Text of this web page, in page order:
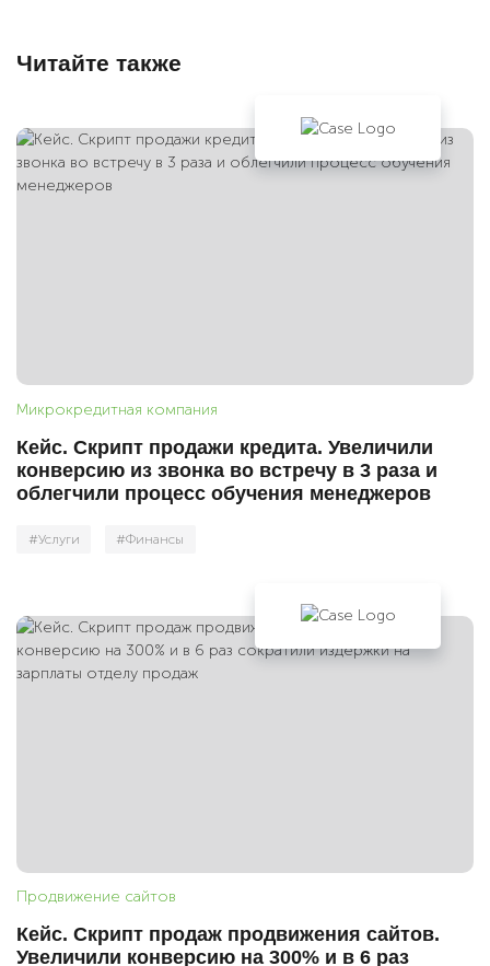
Читайте также
Микрокредитная компания
Кейс. Скрипт продажи кредита. Увеличили
конверсию из звонка во встречу в 3 раза и
облегчили процесс обучения менеджеров
#Услуги #Финансы
Продвижение сайтов
Кейс. Скрипт продаж продвижения сайтов.
Увеличили конверсию на 300% и в 6 раз